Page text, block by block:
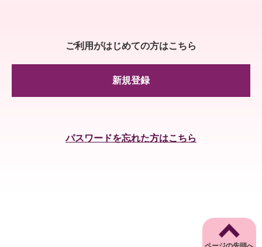
ご利用がはじめての方はこちら
新規登録
パスワードを忘れた方はこちら